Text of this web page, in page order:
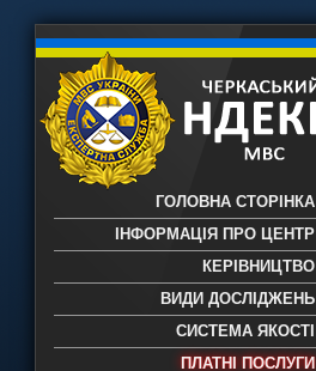
ГОЛОВНА СТОРІНКА
ІНФОРМАЦІЯ ПРО ЦЕНТР
КЕРІВНИЦТВО
ВИДИ ДОСЛІДЖЕНЬ
СИСТЕМА ЯКОСТІ
ПЛАТНІ ПОСЛУГИ